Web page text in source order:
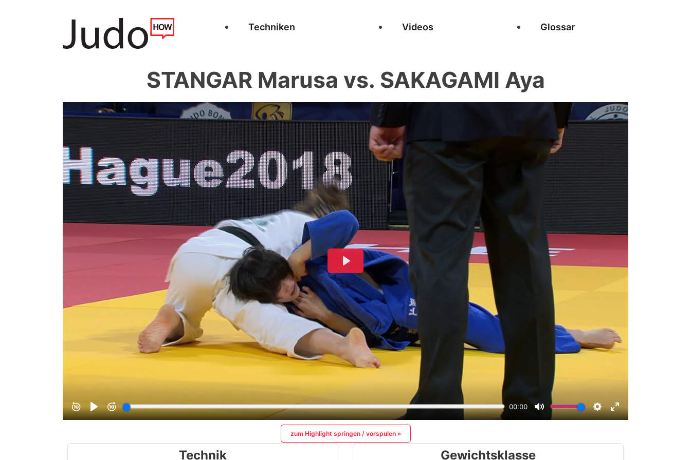
Techniken Videos Glossar
STANGAR Marusa vs. SAKAGAMI Aya
zum Highlight springen / vorspulen »
Technik Gewichtsklasse